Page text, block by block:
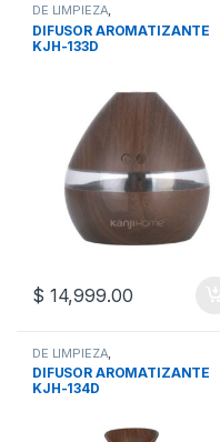
DE LIMPIEZA,
ELECTRODOMESTICOS, OTROS
LIMPIEZA
DIFUSOR AROMATIZANTE
KJH-133D
$ 14,999.00
DE LIMPIEZA
ELECTRODOMESTICOS, OTROS
LIMPIEZA
DIFUSOR AROMATIZANTE
KJH-134D